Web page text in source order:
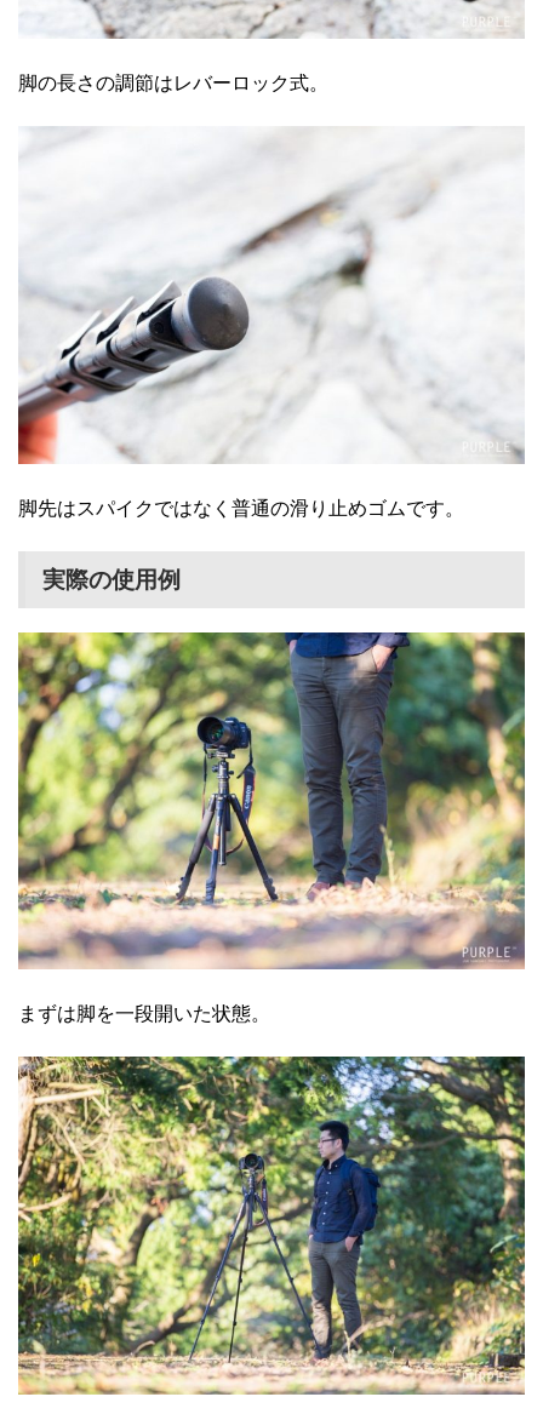
脚の長さの調節はレバーロック式。
脚先はスパイクではなく普通の滑り止めゴムです。
実際の使用例
まずは脚を一段開いた状態。